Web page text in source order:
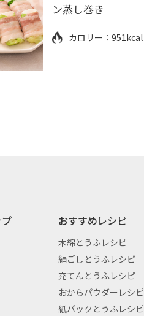
ン蒸し巻き
カロリー：951kcal
おすすめレシピ
木綿とうふレシピ
絹ごしとうふレシピ
充てんとうふレシピ
おからパウダーレシピ
紙パックとうふレシピ